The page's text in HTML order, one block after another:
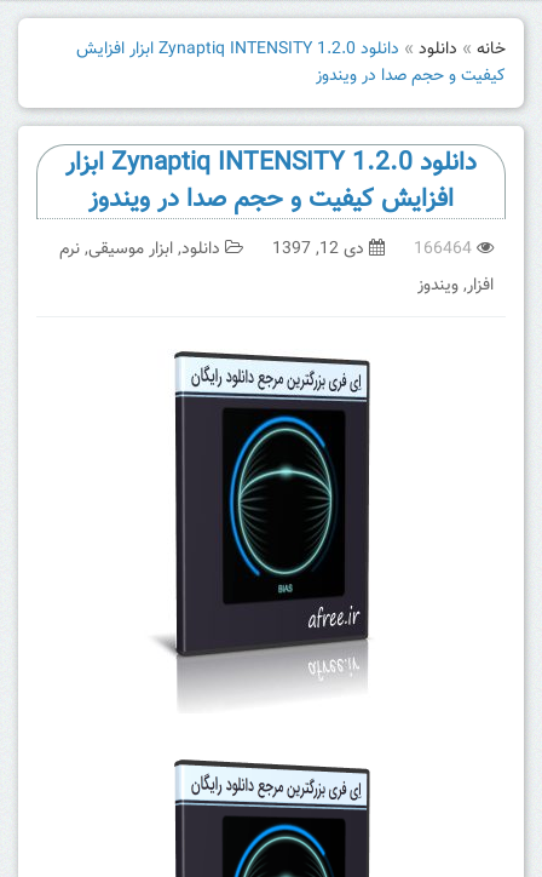
خانه » دانلود »
دانلود Zynaptiq INTENSITY 1.2.0 ابزار افزایش
کیفیت و حجم صدا در ویندوز
دانلود Zynaptiq INTENSITY 1.2.0 ابزار
افزایش کیفیت و حجم صدا در ویندوز
166464 دی 12, 1397 دانلود,ابزار موسیقی,نرم
افزار,ویندوز